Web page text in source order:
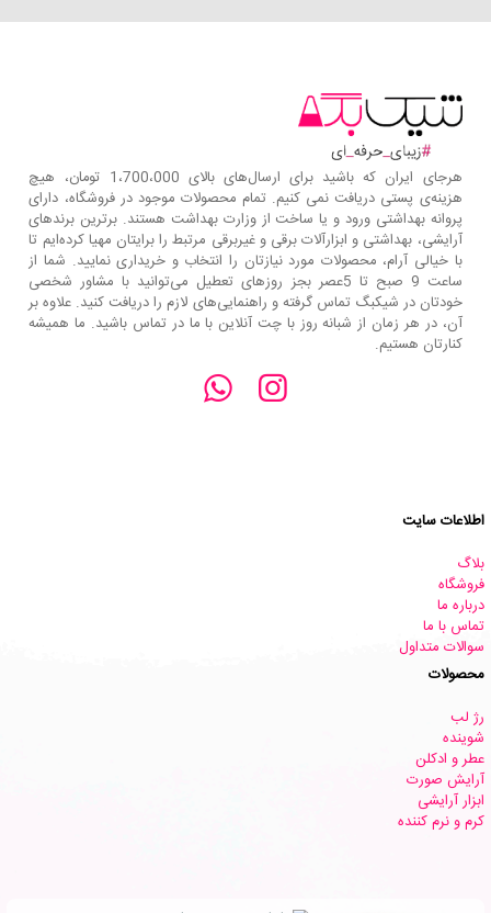
هرجای ایران که باشید برای ارسال‌های بالای 1،700،000 تومان، هیچ
هزینه‌ی پستی دریافت نمی کنیم. تمام محصولات موجود در فروشگاه، دارای
پروانه بهداشتی ورود و یا ساخت از وزارت بهداشت هستند. برترین‌ برندهای
آرایشی، بهداشتی و ابزارآلات برقی و غیربرقی مرتبط را برایتان مهیا کرده‌ایم تا
با خیالی آرام، محصولات مورد نیازتان را انتخاب و خریداری نمایید. شما از
ساعت 9 صبح تا 5عصر بجز روزهای تعطیل می‌توانید با مشاور شخصی
خودتان در شیکبگ تماس گرفته و راهنمایی‌های لازم را دریافت کنید. علاوه بر
آن، در هر زمان از شبانه روز با چت آنلاین با ما در تماس باشید. ما همیشه
کنارتان هستیم.
اطلاعات سایت
بلاگ
فروشگاه
درباره ما
تماس با ما
سوالات متداول
محصولات
رژ لب
شوینده
عطر و ادکلن
آرایش صورت
ابزار آرایشی
کرم و نرم کننده